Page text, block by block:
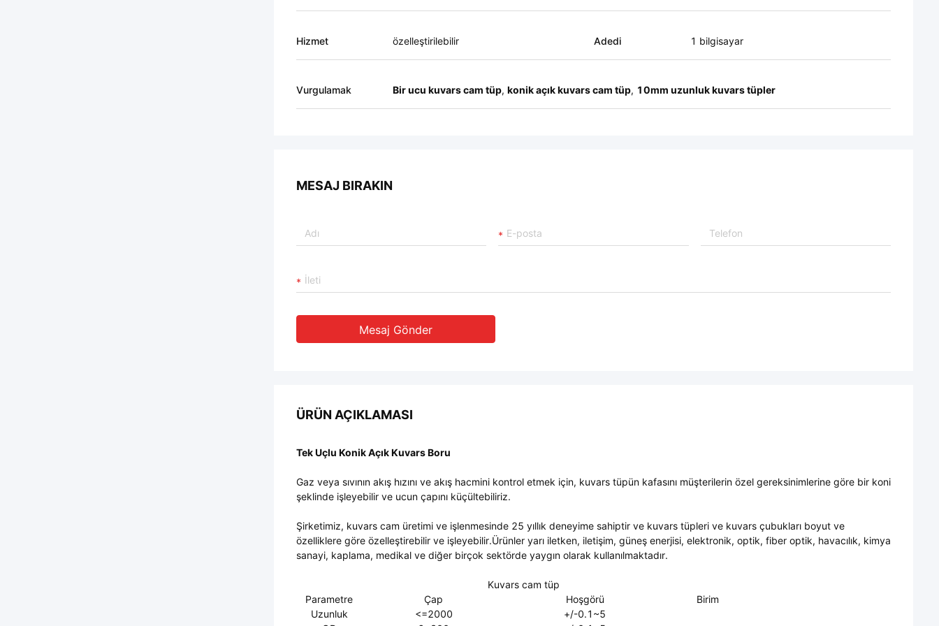
Hizmet özelleştirilebilir Adedi 1 bilgisayar
Vurgulamak Bir ucu kuvars cam tüp, konik açık kuvars cam tüp, 10mm uzunluk kuvars tüpler
MESAJ BIRAKIN
Mesaj Gönder
ÜRÜN AÇIKLAMASI
Tek Uçlu Konik Açık Kuvars Boru
Gaz veya sıvının akış hızını ve akış hacmini kontrol etmek için, kuvars tüpün kafasını müşterilerin özel gereksinimlerine göre bir koni
şeklinde işleyebilir ve ucun çapını küçültebiliriz.
Şirketimiz, kuvars cam üretimi ve işlenmesinde 25 yıllık deneyime sahiptir ve kuvars tüpleri ve kuvars çubukları boyut ve
özelliklere göre özelleştirebilir ve işleyebilir.Ürünler yarı iletken, iletişim, güneş enerjisi, elektronik, optik, fiber optik, havacılık, kimya
sanayi, kaplama, medikal ve diğer birçok sektörde yaygın olarak kullanılmaktadır.
Kuvars cam tüp
Parametre
Çap Hoşgörü
Birim
Uzunluk
<=2000
+/-0.1~5